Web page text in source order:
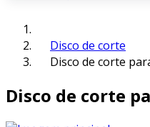
Disco de corte
Disco de corte
Disco de corte